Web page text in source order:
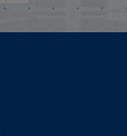
DE EST